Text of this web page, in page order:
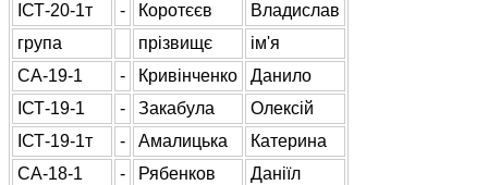
ІСТ-20-1т
- Коротєєв
Владислав
група
прізвищє
ім'я
СА-19-1
- Кривінченко
Данило
ІСТ-19-1
- Закабула
Олексій
ІСТ-19-1т
- Амалицька
Катерина
СА-18-1
- Рябенков
Даніїл